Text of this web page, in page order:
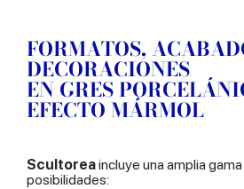
FORMATOS,
DECORACIONES
EN GRES
EFECTO MÁRMOL
Scultoreaincluye una amplia
posibilidades: